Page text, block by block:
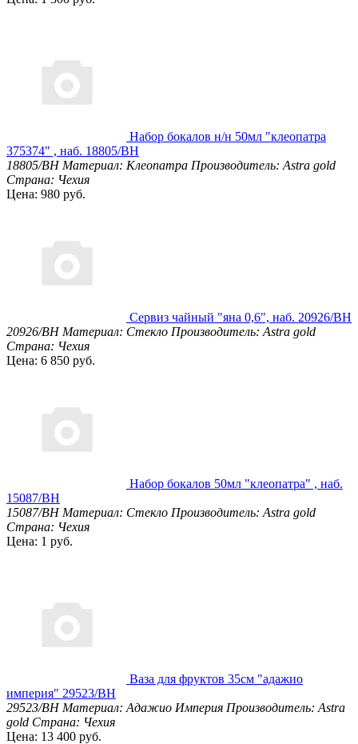
Набор бокалов н/н 50мл "клеопатра
375374" , наб. 18805/BH
18805/BH Материал: Клеопатра Производитель: Astra gold
Страна: Чехия
Цена: 980 руб.
Сервиз чайный "яна 0,6", наб. 20926/BH
20926/BH Материал: Стекло Производитель: Astra gold
Страна: Чехия
Цена: 6 850 руб.
Набор бокалов 50мл "клеопатра" , наб.
15087/BH
15087/BH Материал: Стекло Производитель: Astra gold
Страна: Чехия
Цена: 1 руб.
Ваза для фруктов 35см "адажио
империя" 29523/BH
29523/BH Материал: Адажио Империя Производитель: Astra
gold Страна: Чехия
Цена: 13 400 руб.